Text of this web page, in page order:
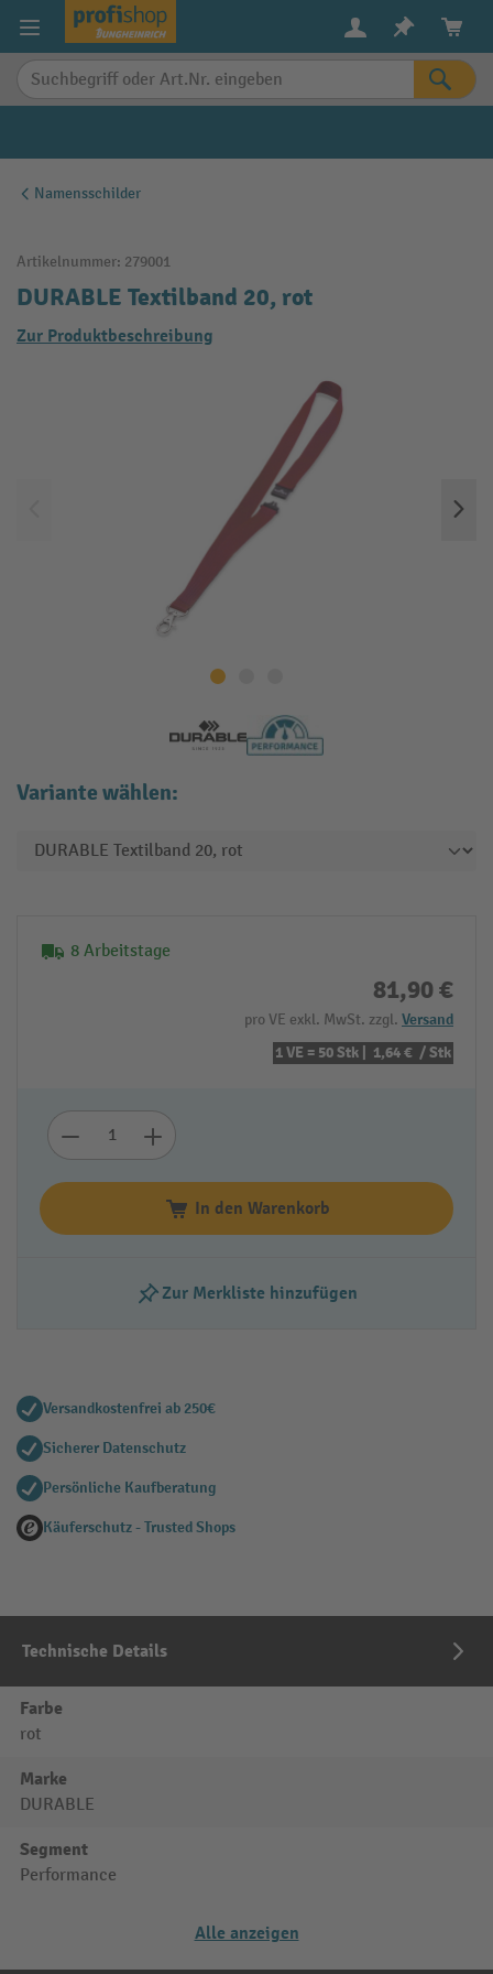
springen
Namensschilder
Artikelnummer: 279001
DURABLE Textilband 20, rot
Zur Produktbeschreibung
Variante wählen:
8 Arbeitstage
81,90 €
pro VE exkl. MwSt. zzgl. Versand
1 VE = 50 Stk | 1,64 € / Stk
In den Warenkorb
Zur Merkliste hinzufügen
Versandkostenfrei ab 250€
Sicherer Datenschutz
Persönliche Kaufberatung
Käuferschutz - Trusted Shops
Technische Details
Farbe
rot
Marke
DURABLE
Segment
Performance
Alle anzeigen